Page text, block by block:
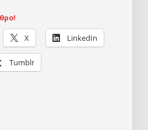
X LinkedIn
Tumblr